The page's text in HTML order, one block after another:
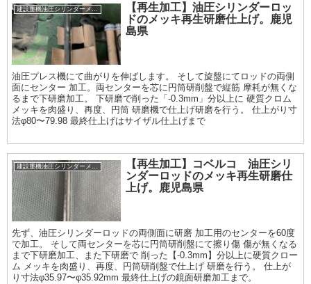
建設重機油圧シリンダーメッキ加工履歴
【再生加工】油圧シリンダーロッ
ドのメッキ再生研磨仕上げ。鹿児
島県
油圧プレス機にて曲がりを伸ばします。 そして旋盤にてロッドの両側
面にセンター 加工。両センターを芯に円筒研削盤で縦筋 摩耗が無くな
るまで下研磨加工。 下研磨で削った「-0.3mm」分以上に 硬質クロム
メッキを肉盛り、再度、円筒 研磨機で仕上げ研磨を行う。 仕上がり寸
法φ80〜79.98 最終仕上げはサイザル仕上げまで
【再生加工】コベルコ 油圧シリ
ンダーロッドのメッキ再生研磨仕
上げ。鹿児島県
先ず、油圧シリンダーロッドの両側面に研磨 加工用のセンターを60度
で加工。 そして両センターを芯に円筒研削盤にて擦り傷 傷が無くなる
まで下研磨加工、また下研磨で 削った【-0.3mm】分以上に硬質クロー
ム メッキを肉盛り、再度、円筒研削盤で仕上げ 研磨を行う。 仕上が
り寸法φ35.97〜φ35.92mm 最終仕上げの鏡面研磨加工まで。